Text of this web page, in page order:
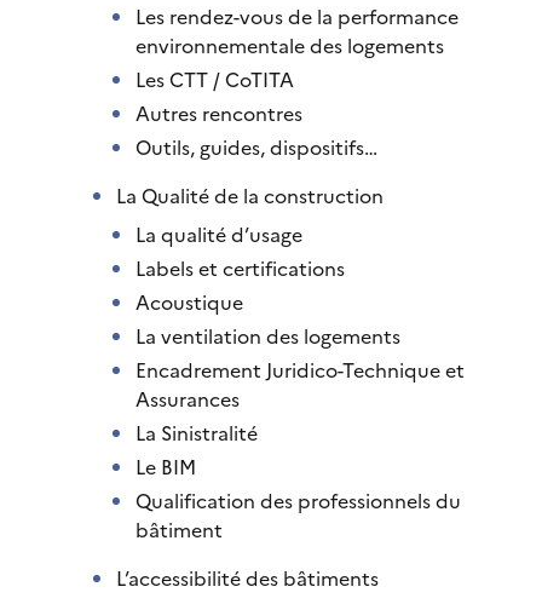
Les rendez-vous de la performance
environnementale des logements
Les CTT / CoTITA
Autres rencontres
Outils, guides, dispositifs…
La Qualité de la construction
La qualité d’usage
Labels et certifications
Acoustique
La ventilation des logements
Encadrement Juridico-Technique et
Assurances
La Sinistralité
Le BIM
Qualification des professionnels du
bâtiment
L’accessibilité des bâtiments